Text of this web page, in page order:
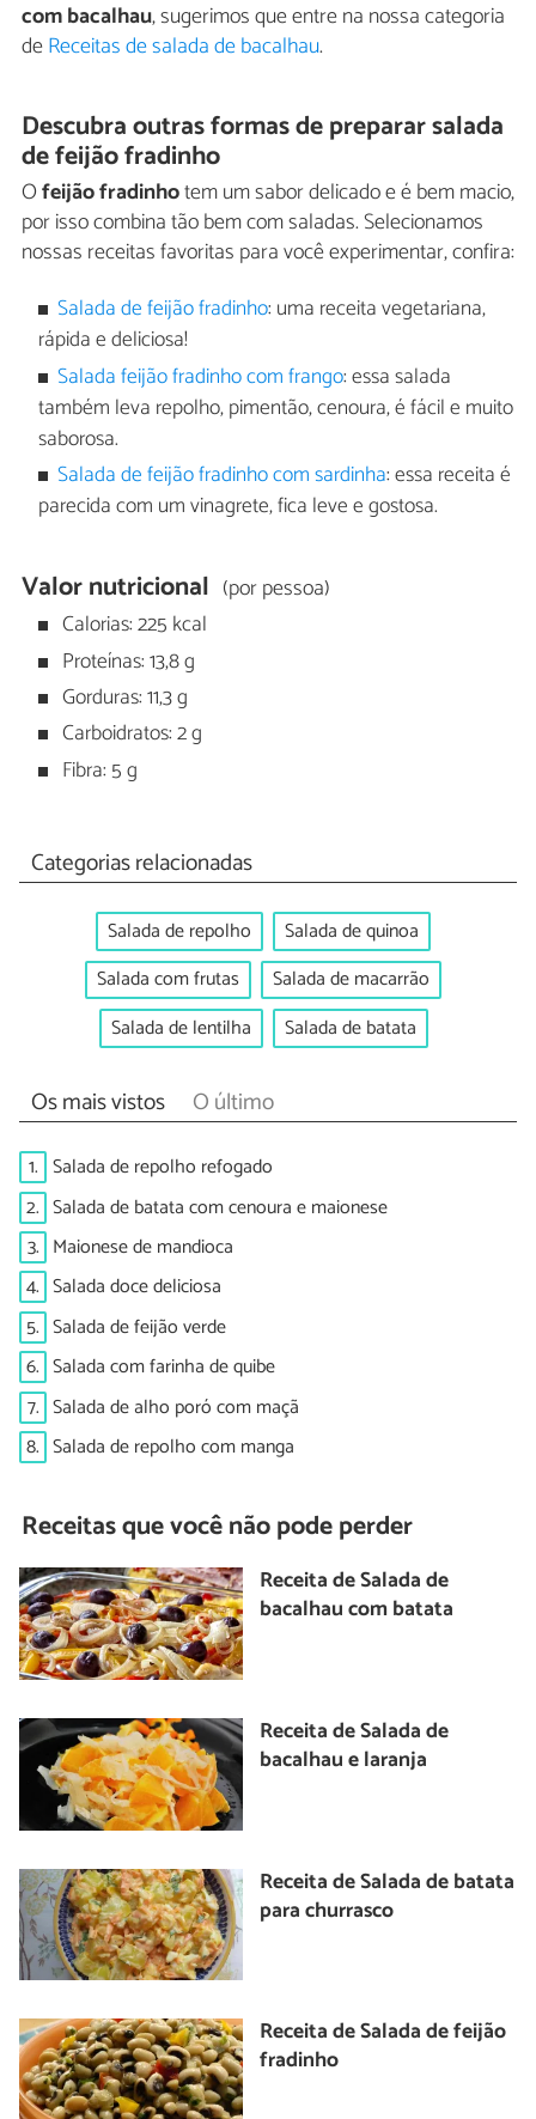
com bacalhau, sugerimos que entre na nossa categoria
deReceitas de salada de bacalhau.
Descubra outras formas de preparar salada
de feijão fradinho
Ofeijão fradinhotem um sabor delicado e é bem macio,
por isso combina tão bem com saladas. Selecionamos
nossas receitas favoritas para você experimentar, confira:
Salada de feijão fradinho: uma receita vegetariana,
rápida e deliciosa!
Salada feijão fradinho com frango: essa salada
também leva repolho, pimentão, cenoura, é fácil e muito
saborosa.
Salada de feijão fradinho com sardinha: essa receita é
parecida com um vinagrete, fica leve e gostosa.
Valor nutricional (por pessoa)
Calorias: 225 kcal
Proteínas: 13,8 g
Gorduras: 11,3 g
Carboidratos: 2 g
Fibra: 5 g
Categorias relacionadas
Salada de repolho
Salada de quinoa
Salada com frutas
Salada de macarrão
Salada de lentilha
Salada de batata
Os mais vistos O último
1. Salada de repolho refogado
2. Salada de batata com cenoura e maionese
3. Maionese de mandioca
4. Salada doce deliciosa
5. Salada de feijão verde
6. Salada com farinha de quibe
7. Salada de alho poró com maçã
8. Salada de repolho com manga
Receitas que você não pode perder
Receita de Salada de
bacalhau com batata
Receita de Salada de
bacalhau e laranja
Receita de Salada de batata
para churrasco
Receita de Salada de feijão
fradinho